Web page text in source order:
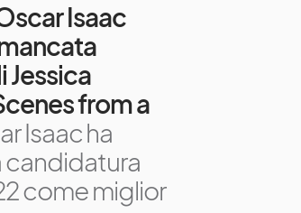
Isaac
Jessica
from a
Isaac ha
come miglior